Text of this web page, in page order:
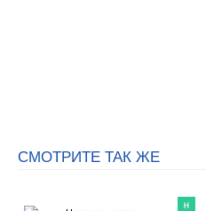
СМОТРИТЕ ТАК ЖЕ